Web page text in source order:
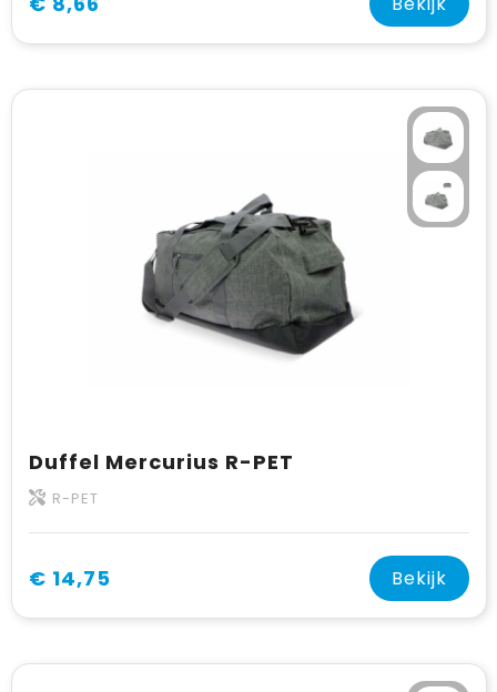
Duffel Mercurius R-PET
R-PET
€ 14,75 Bekijk